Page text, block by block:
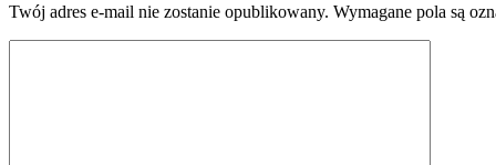
Twój adres e-mail nie zostanie opublikowany. Wymagane pola są